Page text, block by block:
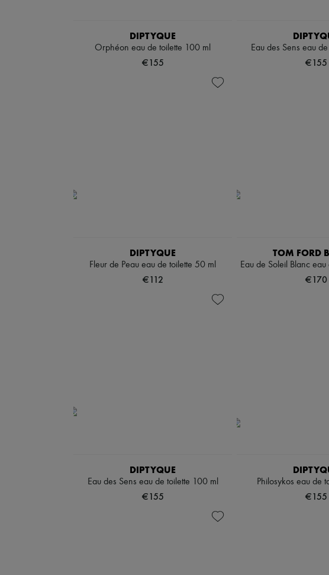
DIPTYQUE
Orphéon eau de toilette 100 ml
€155
Eau des Sens eau
€155
DIPTYQUE
Fleur de Peau eau de toilette 50 ml
€112
TOM FORD
Eau de Soleil Blanc
€170
DIPTYQUE
Eau des Sens eau de toilette 100 ml
€155
Philosykos eau de
€155